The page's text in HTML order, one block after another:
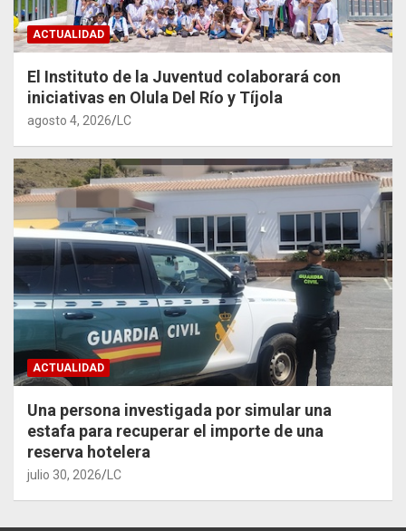
ACTUALIDAD
El Instituto de la Juventud colaborará con
iniciativas en Olula Del Río y Tíjola
agosto 4, 2026 LC
ACTUALIDAD
Una persona investigada por simular una
estafa para recuperar el importe de una
reserva hotelera
julio 30, 2026 LC